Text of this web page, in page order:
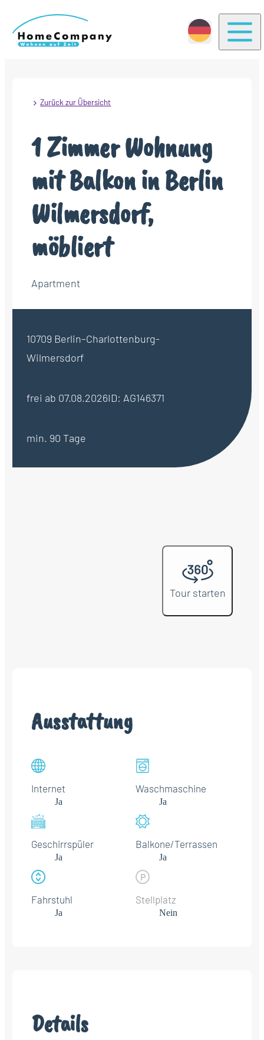
Zurück zur Übersicht
1 Zimmer Wohnung
mit Balkon in Berlin
Wilmersdorf,
möbliert
Apartment
10709 Berlin–Charlottenburg-
Wilmersdorf
frei ab 07.08.2026ID: AG146371
min. 90 Tage
Tour starten
Ausstattung
Internet
Ja
Waschmaschine
Ja
Geschirrspüler
Ja
Balkone/Terrassen
Ja
Fahrstuhl
Ja
Stellplatz
Nein
Details